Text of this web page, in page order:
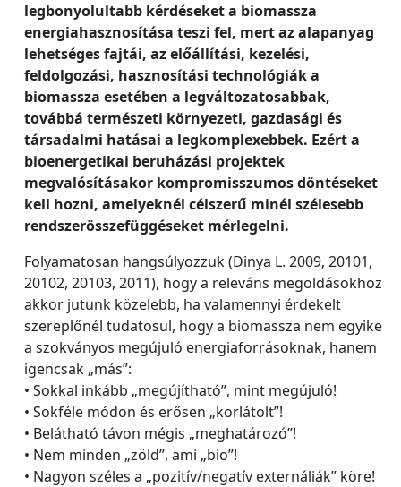
legbonyolultabb kérdéseket a biomassza
energiahasznosítása teszi fel, mert az alapanyag
lehetséges fajtái, az előállítási, kezelési,
feldolgozási, hasznosítási technológiák a
biomassza esetében a legváltozatosabbak,
továbbá természeti környezeti, gazdasági és
társadalmi hatásai a legkomplexebbek. Ezért a
bioenergetikai beruházási projektek
megvalósításakor kompromisszumos döntéseket
kell hozni, amelyeknél célszerű minél szélesebb
rendszerösszefüggéseket mérlegelni.
Folyamatosan hangsúlyozzuk (Dinya L. 2009, 20101,
20102, 20103, 2011), hogy a releváns megoldásokhoz
akkor jutunk közelebb, ha valamennyi érdekelt
szereplőnél tudatosul, hogy a biomassza nem egyike
a szokványos megújuló energiaforrásoknak, hanem
igencsak „más”:
• Sokkal inkább „megújítható”, mint megújuló!
• Sokféle módon és erősen „korlátolt”!
• Belátható távon mégis „meghatározó”!
• Nem minden „zöld”, ami „bio”!
• Nagyon széles a „pozitív/negatív externáliák” köre!